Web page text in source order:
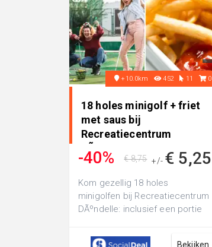
+10.0km 452 11 0
18 holes minigolf + friet
met saus bij
Recreatiecentrum
-40% +/- € 5,25
€ 8,75
Kom gezellig 18 holes
minigolfen bij Recreatiecentrum
DÃºndelle: inclusief een portie
Bekijken